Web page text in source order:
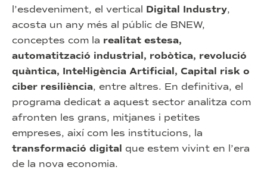
l’esdeveniment, el vertical Digital Industry,
acosta un any més al públic de BNEW,
conceptes com la realitat estesa,
automatització industrial, robòtica, revolució
quàntica, Intel·ligència Artificial, Capital risk o
ciber resiliència, entre altres. En definitiva, el
programa dedicat a aquest sector analitza com
afronten les grans, mitjanes i petites
empreses, així com les institucions, la
transformació digital que estem vivint en l’era
de la nova economia.